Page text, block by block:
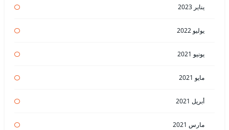
يناير 2023
يوليو 2022
يونيو 2021
مايو 2021
أبريل 2021
مارس 2021